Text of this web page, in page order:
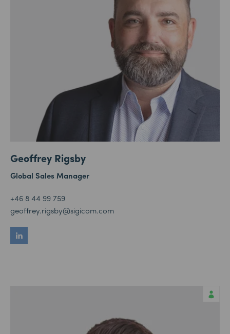
Geoffrey Rigsby
Global Sales Manager
+46 8 44 99 759
geoffrey.rigsby@sigicom.com